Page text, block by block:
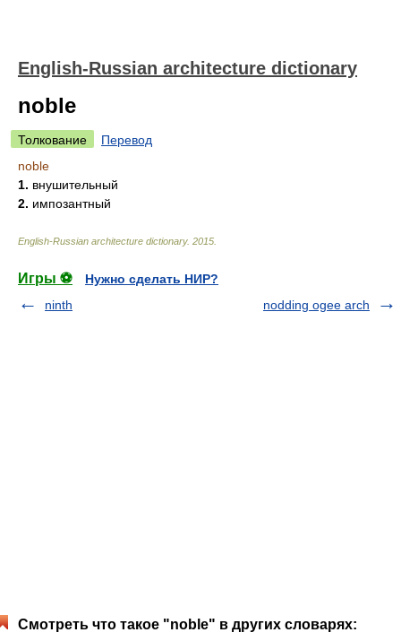
English-Russian architecture dictionary
noble
Толкование
Перевод
noble
1. внушительный
2. импозантный
English-Russian architecture dictionary. 2015
Игры ⚽
Нужно сделать НИР?
ninth
nodding ogee arch
Смотреть что такое "noble" в других словарях: